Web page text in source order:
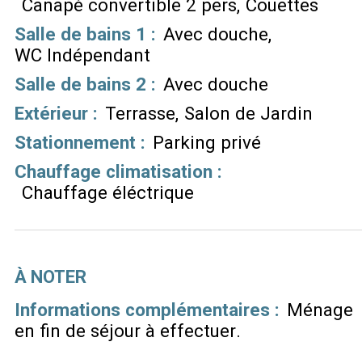
Canapé convertible 2 pers Couettes
Salle de bains 1 : Avec douche
WC Indépendant
Salle de bains 2 : Avec douche
Extérieur : Terrasse Salon de Jardin
Stationnement : Parking privé
Chauffage climatisation :
Chauffage éléctrique
À NOTER
Informations complémentaires : Ménage
en fin de séjour à effectuer